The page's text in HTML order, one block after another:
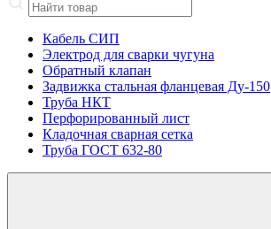
Кабель СИП
Электрод для сварки чугуна
Обратный клапан
Задвижка стальная фланцевая Ду-150
Труба НКТ
Перфорированный лист
Кладочная сварная сетка
Труба ГОСТ 632-80